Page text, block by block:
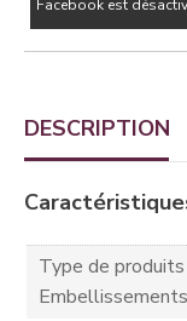
Facebook est
DESCRIPTION
Type de produits
Embellissements